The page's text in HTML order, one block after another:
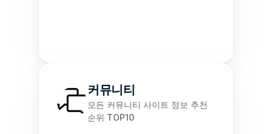
커뮤니티
모든 커뮤니티 사이트 정보 추천
순위 TOP10